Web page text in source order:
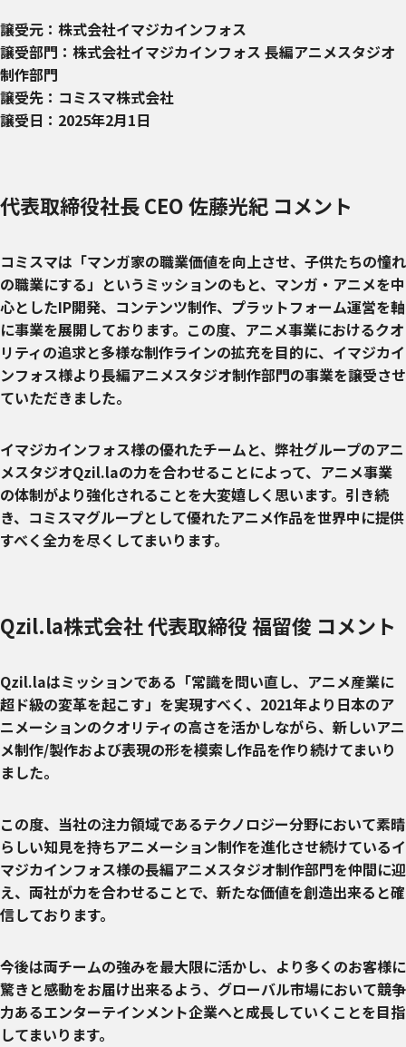
譲受元：株式会社イマジカインフォス
譲受部門：株式会社イマジカインフォス 長編アニメスタジオ
制作部門
譲受先：コミスマ株式会社
譲受日：2025年2月1日
代表取締役社長 CEO 佐藤光紀 コメント
コミスマは「マンガ家の職業価値を向上させ、子供たちの憧れ
の職業にする」というミッションのもと、マンガ・アニメを中
心としたIP開発、コンテンツ制作、プラットフォーム運営を軸
に事業を展開しております。この度、アニメ事業におけるクオ
リティの追求と多様な制作ラインの拡充を目的に、イマジカイ
ンフォス様より長編アニメスタジオ制作部門の事業を譲受させ
ていただきました。
イマジカインフォス様の優れたチームと、弊社グループのアニ
メスタジオQzil.laの力を合わせることによって、アニメ事業
の体制がより強化されることを大変嬉しく思います。引き続
き、コミスマグループとして優れたアニメ作品を世界中に提供
すべく全力を尽くしてまいります。
Qzil.la株式会社 代表取締役 福留俊 コメント
Qzil.laはミッションである「常識を問い直し、アニメ産業に
超ド級の変革を起こす」を実現すべく、2021年より日本のア
ニメーションのクオリティの高さを活かしながら、新しいアニ
メ制作/製作および表現の形を模索し作品を作り続けてまいり
ました。
この度、当社の注力領域であるテクノロジー分野において素晴
らしい知見を持ちアニメーション制作を進化させ続けているイ
マジカインフォス様の長編アニメスタジオ制作部門を仲間に迎
え、両社が力を合わせることで、新たな価値を創造出来ると確
信しております。
今後は両チームの強みを最大限に活かし、より多くのお客様に
驚きと感動をお届け出来るよう、グローバル市場において競争
力あるエンターテインメント企業へと成長していくことを目指
してまいります。